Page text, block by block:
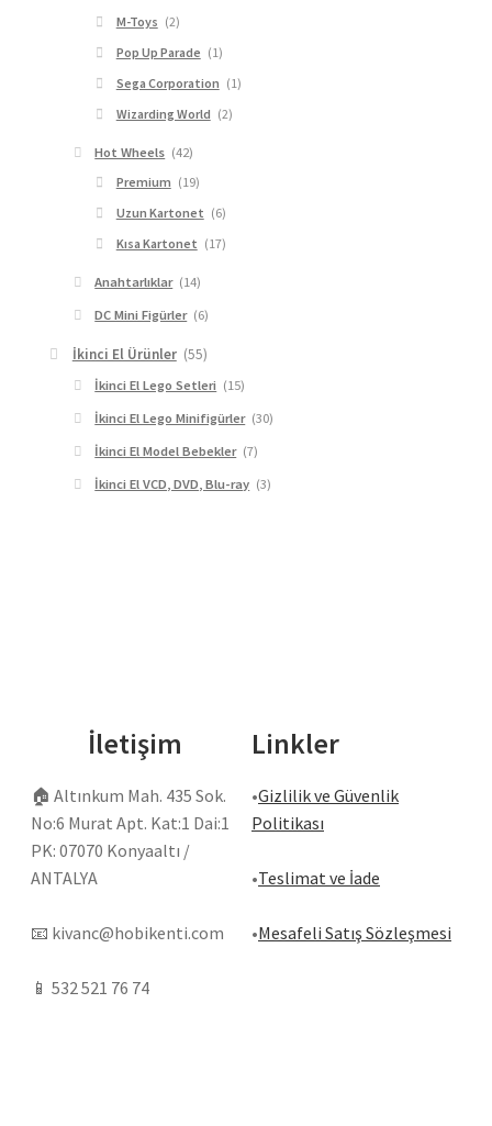
M-Toys (2)
Pop Up Parade (1)
Sega Corporation (1)
Wizarding World (2)
Hot Wheels (42)
Premium (19)
Uzun Kartonet (6)
Kısa Kartonet (17)
Anahtarlıklar (14)
DC Mini Figürler (6)
İkinci El Ürünler (55)
İkinci El Lego Setleri (15)
İkinci El Lego Minifigürler (30)
İkinci El Model Bebekler (7)
İkinci El VCD, DVD, Blu-ray (3)
İletişim
🏠 Altınkum Mah. 435 Sok.
No:6 Murat Apt. Kat:1 Dai:1
PK: 07070 Konyaaltı /
ANTALYA
📧 kivanc@hobikenti.com
📱 532 521 76 74
Linkler
•Gizlilik ve Güvenlik
Politikası
•Teslimat ve İade
•Mesafeli Satış Sözleşmesi